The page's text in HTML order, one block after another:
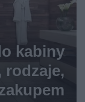
kabiny
rodzaje,